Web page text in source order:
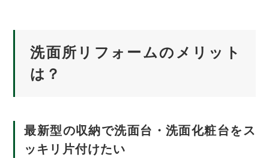
洗面所リフォームのメリット
は？
最新型の収納で洗面台・洗面化粧台をス
ッキリ片付けたい